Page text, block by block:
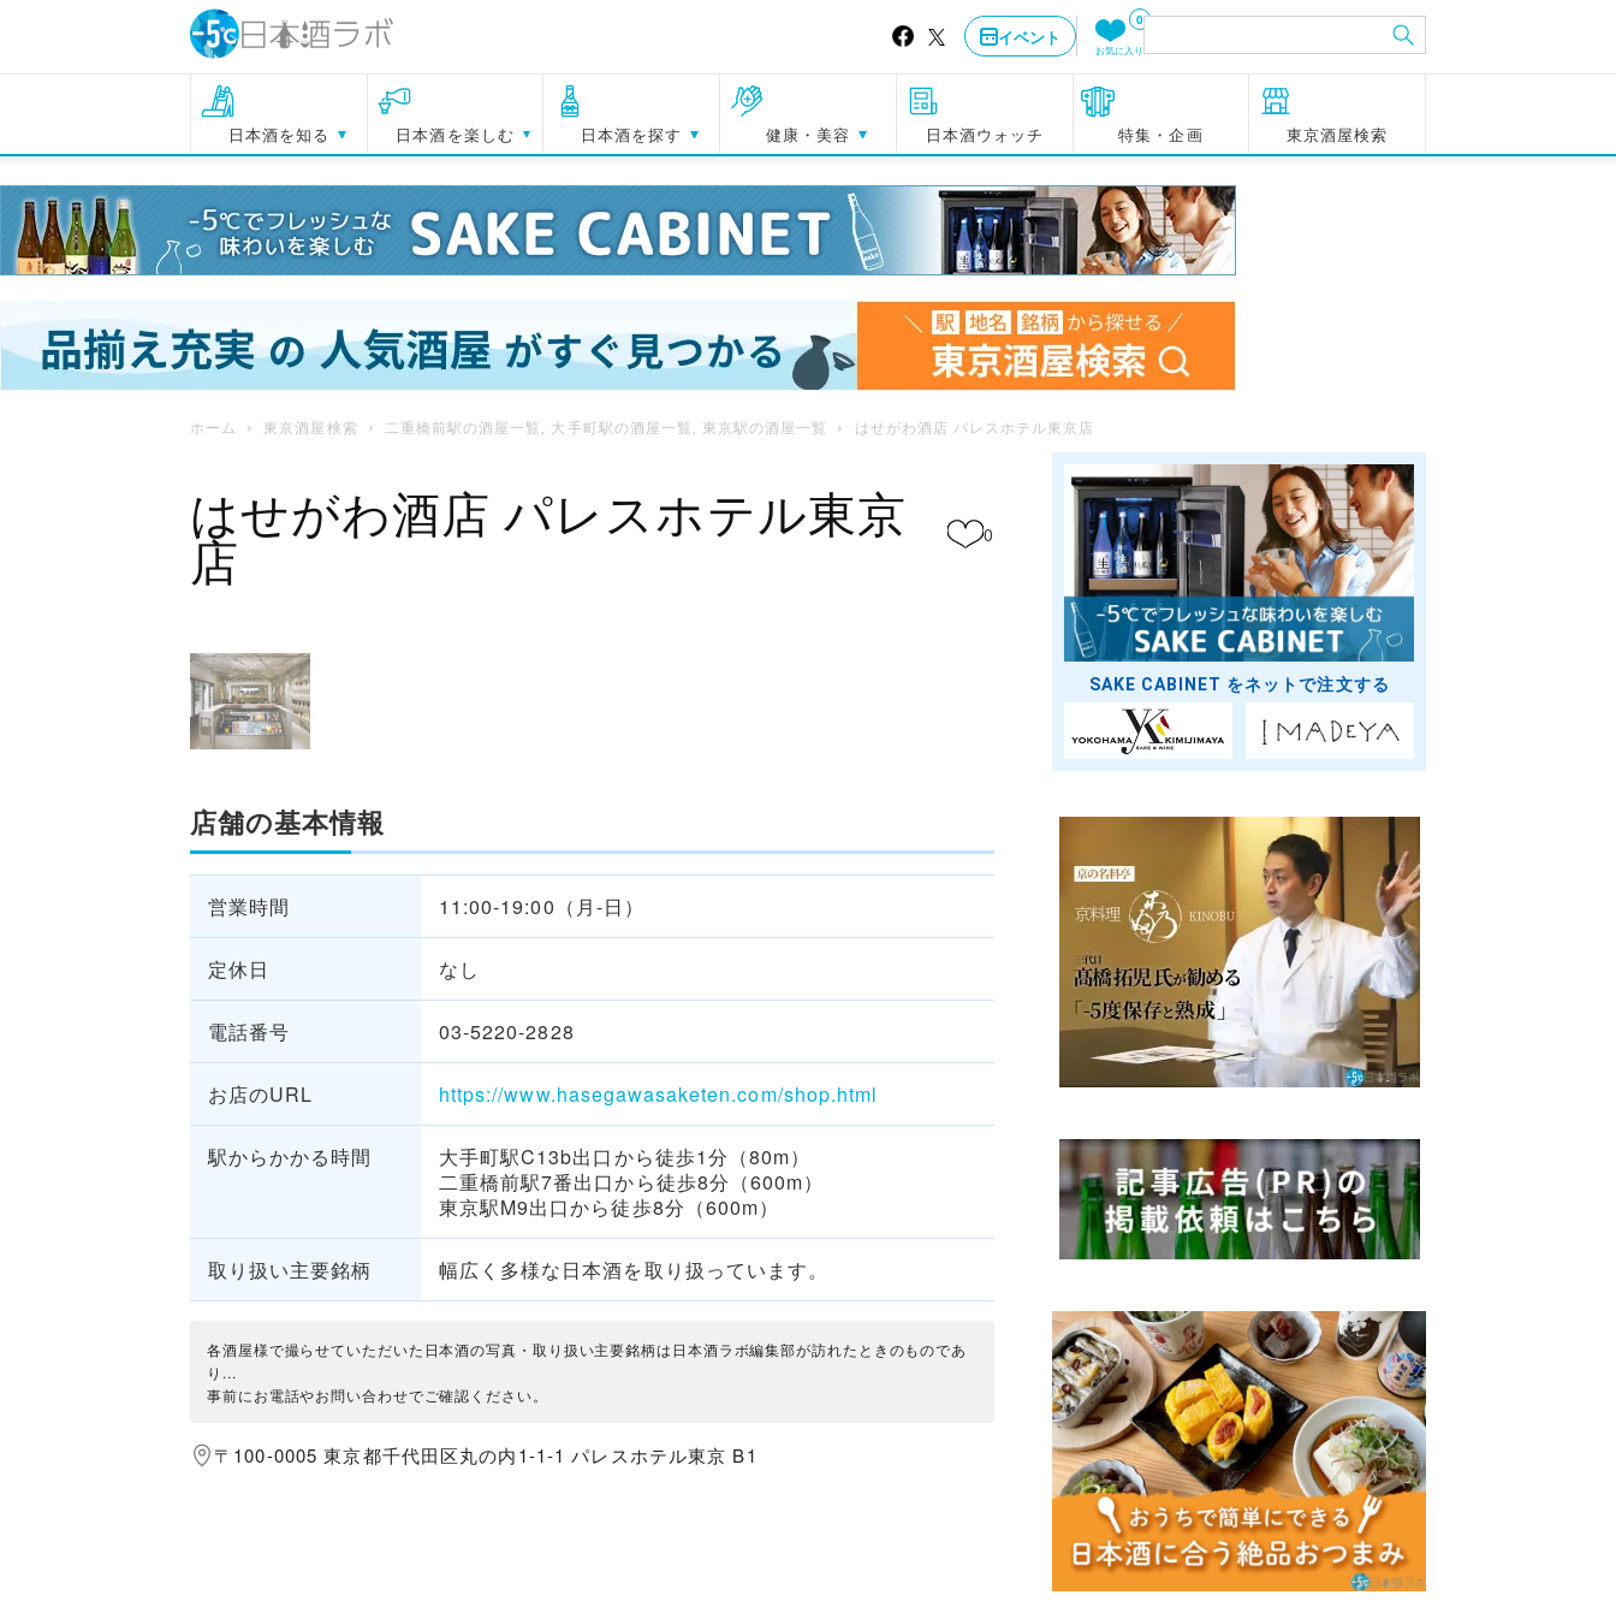
イベント
0
お気に入り
日本酒を知る 日本酒を楽しむ 日本酒を探す 健康・美容 日本酒ウォッチ 特集・企画 東京酒屋検索
ホーム 東京酒屋検索 二重橋前駅の酒屋一覧, 大手町駅の酒屋一覧, 東京駅の酒屋一覧 はせがわ酒店 パレスホテル東京店
はせがわ酒店 パレスホテル東京
店
0
店舗の基本情報
営業時間 11:00-19:00（月-日）
定休日 なし
電話番号 03-5220-2828
お店のURL https://www.hasegawasaketen.com/shop.html
駅からかかる時間
大手町駅C13b出口から徒歩1分（80m）
二重橋前駅7番出口から徒歩8分（600m）
東京駅M9出口から徒歩8分（600m）
取り扱い主要銘柄 幅広く多様な日本酒を取り扱っています。
各酒屋様で撮らせていただいた日本酒の写真・取り扱い主要銘柄は日本酒ラボ編集部が訪れたときのものであ
り...
事前にお電話やお問い合わせでご確認ください。
〒100-0005 東京都千代田区丸の内1-1-1 パレスホテル東京 B1
SAKE CABINET をネットで注文する